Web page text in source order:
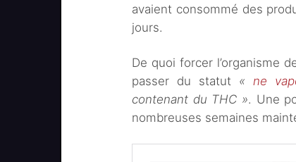
avaient consommé des
jours.
De quoi forcer l’organisme
passer du statut «ne
contenant du THC ». Une
nombreuses semaines